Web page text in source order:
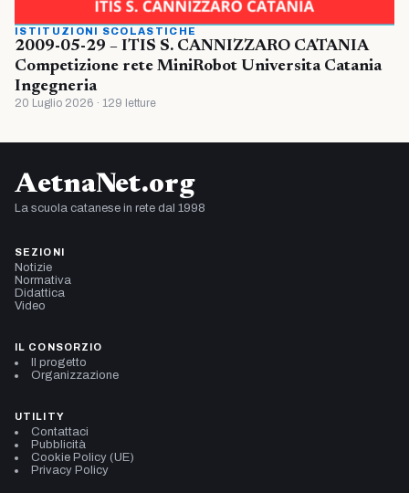
ISTITUZIONI SCOLASTICHE
2009-05-29 – ITIS S. CANNIZZARO CATANIA
Competizione rete MiniRobot Universita Catania
Ingegneria
20 Luglio 2026 · 129 letture
AetnaNet.org
La scuola catanese in rete dal 1998
SEZIONI
Notizie
Normativa
Didattica
Video
IL CONSORZIO
Il progetto
Organizzazione
UTILITY
Contattaci
Pubblicità
Cookie Policy (UE)
Privacy Policy